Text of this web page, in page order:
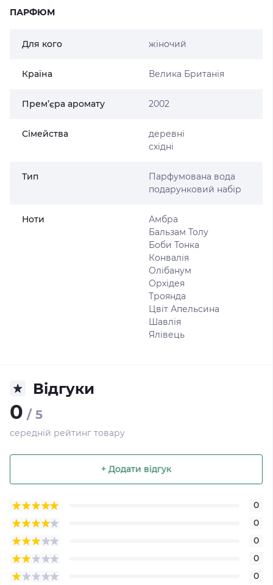
ПАРФЮМ
Для кого жіночий
Країна Велика Британія
Прем’єра аромату 2002
Сімейства
деревні
східні
Тип
Парфумована вода
подарунковий набір
Ноти
Амбра
Бальзам Толу
Боби Тонка
Конвалія
Олібанум
Орхідея
Троянда
Цвіт Апельсина
Шавлія
Ялівець
Відгуки
0 / 5
середній рейтинг товару
+ Додати відгук
0
0
0
0
0